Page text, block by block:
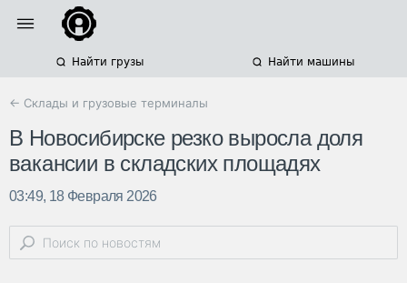
Найти грузы Найти машины
← Склады и грузовые терминалы
В Новосибирске резко выросла доля
вакансии в складских площадях
03:49, 18 Февраля 2026